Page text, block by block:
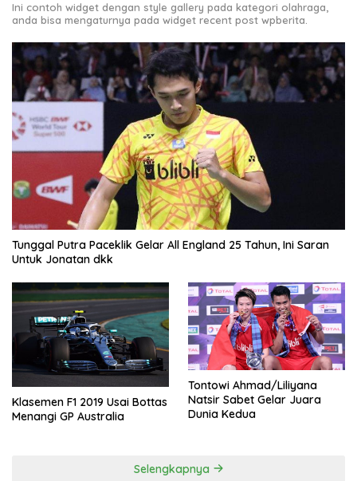
Ini contoh widget dengan style gallery pada kategori olahraga,
anda bisa mengaturnya pada widget recent post wpberita.
Tunggal Putra Paceklik Gelar All England 25 Tahun, Ini Saran
Untuk Jonatan dkk
Klasemen F1 2019 Usai Bottas
Menangi GP Australia
Tontowi Ahmad/Liliyana
Natsir Sabet Gelar Juara
Dunia Kedua
Selengkapnya